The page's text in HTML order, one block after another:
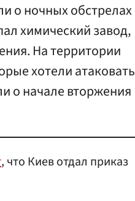
о ночных обстрелах
химический завод,
На территории
хотели атаковать
о начале вторжения
, что Киев отдал приказ